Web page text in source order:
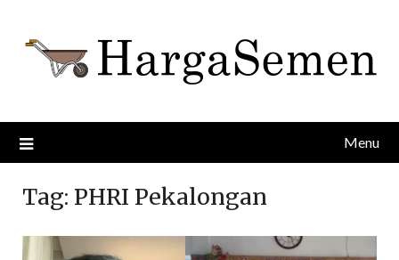
content
Menu
Tag: PHRI Pekalongan